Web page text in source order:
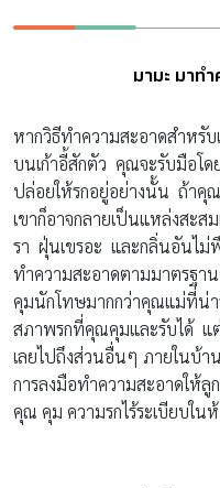
มามะ มาท
หากวิธีทำความสะอาดสำหรับ
บนเก้าอี้สักตัว คุณจะรับมือโด
ปล่อยให้รกอยู่อย่างนั้น ถ้าคุ
เขาก็อาจกลายเป็นแหล่งสะส
รา ฝุ่นเขรอะ และกลิ่นอันไม่
ทำความสะอาดตามมาตรฐา
คุมนักโทษมากกว่าคุณแม่ที่น่
สภาพรกที่คุณคุมและรับได้ แ
เลยไปถึงส่วนอื่นๆ ภายในบ้า
การลงมือทำความสะอาดให้ลู
คุณ คุม ความรกไร้ระเบียบใน